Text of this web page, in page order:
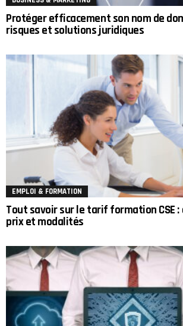
Protéger efficacement son nom de
risques et solutions juridiques
EMPLOI & FORMATION
Tout savoir sur le tarif formation CSE
prix et modalités